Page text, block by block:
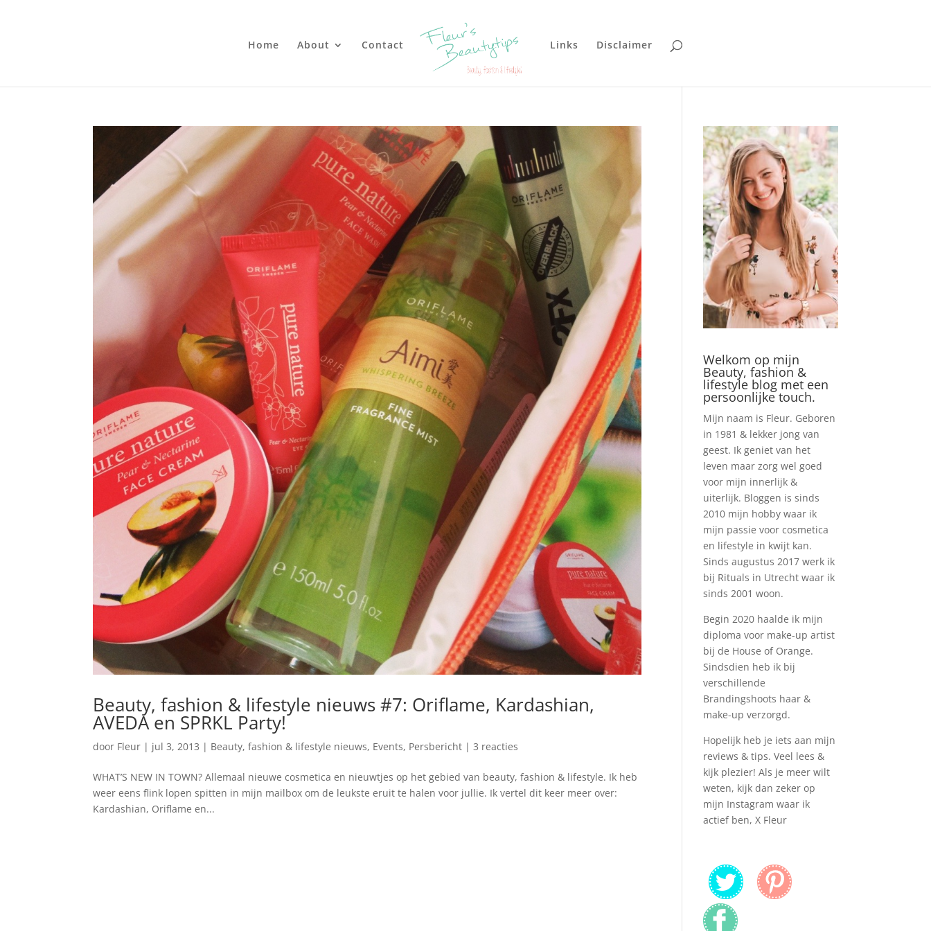
Home About Contact Links Disclaimer
Beauty, fashion & lifestyle nieuws #7: Oriflame, Kardashian,
AVEDA en SPRKL Party!
door Fleur | jul 3, 2013 | Beauty, fashion & lifestyle nieuws, Events, Persbericht |3 reacties
WHAT’S NEW IN TOWN? Allemaal nieuwe cosmetica en nieuwtjes op het gebied van beauty, fashion & lifestyle. Ik heb
weer eens flink lopen spitten in mijn mailbox om de leukste eruit te halen voor jullie. Ik vertel dit keer meer over:
Kardashian, Oriflame en...
Welkom op mijn
Beauty, fashion &
lifestyle blog met een
persoonlijke touch.
Mijn naam is Fleur. Geboren
in 1981 & lekker jong van
geest. Ik geniet van het
leven maar zorg wel goed
voor mijn innerlijk &
uiterlijk. Bloggen is sinds
2010 mijn hobby waar ik
mijn passie voor cosmetica
en lifestyle in kwijt kan.
Sinds augustus 2017 werk ik
bij Rituals in Utrecht waar ik
sinds 2001 woon.
Begin 2020 haalde ik mijn
diploma voor make-up artist
bij de House of Orange.
Sindsdien heb ik bij
verschillende
Brandingshoots haar &
make-up verzorgd.
Hopelijk heb je iets aan mijn
reviews & tips. Veel lees &
kijk plezier! Als je meer wilt
weten, kijk dan zeker op
mijn Instagram waar ik
actief ben, X Fleur